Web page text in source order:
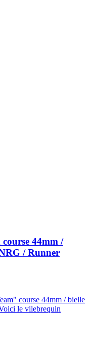
44mm /
/ Runner
course 44mm / bielle
le vilebrequin